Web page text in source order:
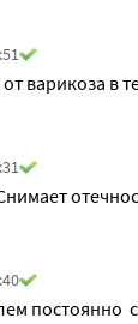
варикоза в
постоянно